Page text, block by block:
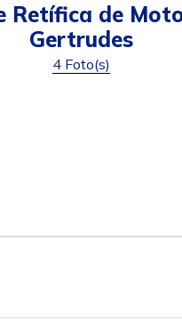
Retífica de
Gertrudes
4 Foto(s)